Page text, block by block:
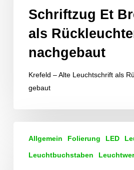
nachgebaut
Schriftzug Et
als
nachgebaut
Krefeld – Alte Leuchtschrift als
gebaut
Leuchtreklame
Allgemein Folierung LED
Leuchtbuchstaben